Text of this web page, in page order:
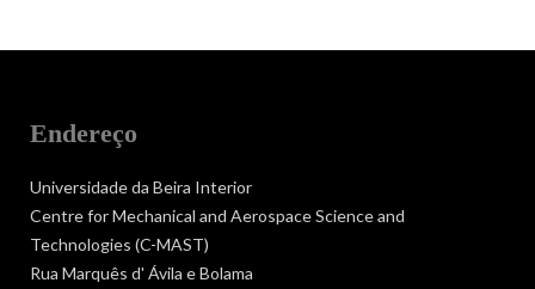
Endereço
Universidade da Beira Interior
Centre for Mechanical and Aerospace Science and
Technologies (C-MAST)
Rua Marquês d' Ávila e Bolama